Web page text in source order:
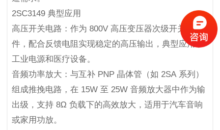
2SC3149 典型应用
高压开关电路：作为 800V 高压变压器次级开关元
件，配合反馈电阻实现稳定的高压输出，典型应用于
工业电源和医疗设备。
音频功率放大：与互补 PNP 晶体管（如 2SA 系列）
组成推挽电路，在 15W 至 25W 音频放大器中作为输
出级，支持 8Ω 负载下的高效放大，适用于汽车音响
或家用功放。